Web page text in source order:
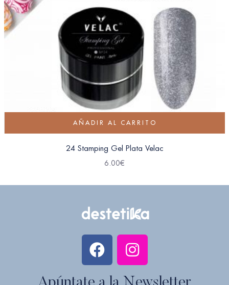
AÑADIR AL CARRITO
24 Stamping Gel Plata Velac
6.00€